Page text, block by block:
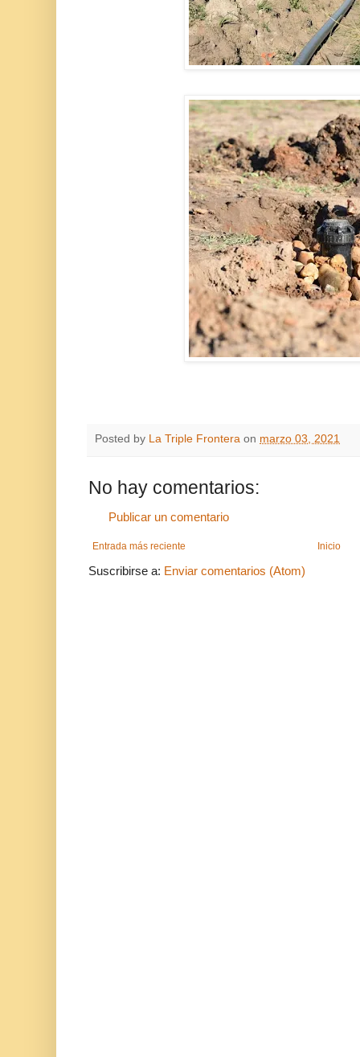
Posted by La Triple Frontera on marzo 03, 2021
No hay comentarios:
Publicar un comentario
Entrada más reciente Inicio
Suscribirse a: Enviar comentarios (Atom)